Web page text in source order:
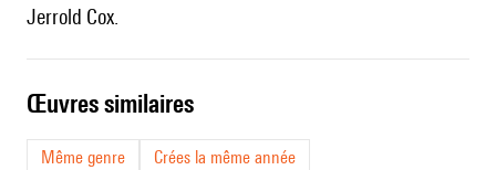
Jerrold Cox.
œuvres similaires
Même genre
Crées la même année